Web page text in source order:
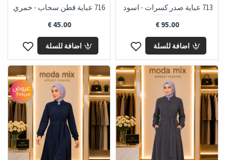
713 عباية صدر كسرات - اسود
95.00 €
اضافة للسلة
716 عباية قطن سحاب - خمري
45.00 €
اضافة للسلة